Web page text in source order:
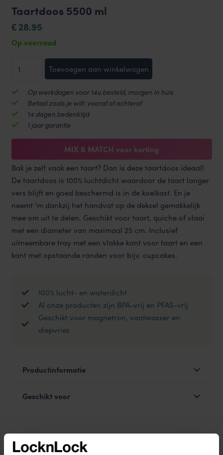
Taartdoos 5500 ml
€ 28.95
Op voorraad
Taartdoos
5500
ml
aantal
Toevoegen aan winkelwagen
Op werkdagen voor 14u besteld, morgen in huis
Betaal zoals je wilt: vooraf of achteraf
14 dagen bedenktijd
1 jaar garantie
MIX & MATCH voor korting
Bak je zelf vaak een taart? Dan is deze taartdoos ideaal!
De taartdoos is 100% luchtdicht waardoor de taart langer
vers blijft en goed beschermd is in de koelkast. En je
neemt ‘m dankzij het handvat op de deksel gemakkelijk
mee om uit te delen. Geschikt voor taart, quiche of vlaai
met een diameter van maximaal 25 cm. Inclusief
uitneembare tray met een vlakke kant voor taart en een
kant met opstaande randen voor bijv. cupcakes.
100% lucht- en waterdicht
Al onze producten zijn BPA-vrij en PFAS-vrij
Geschikt voor magnetron, vaatwasser en
diepvries
Productinformatie
Geschikt voor
MIX & MATCH voor korting